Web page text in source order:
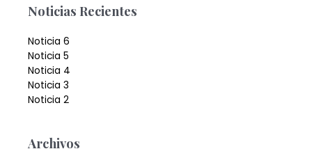
Noticias Recientes
Noticia 6
Noticia 5
Noticia 4
Noticia 3
Noticia 2
Archivos